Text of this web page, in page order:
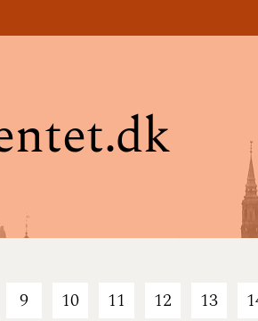
9 10 11 12 13